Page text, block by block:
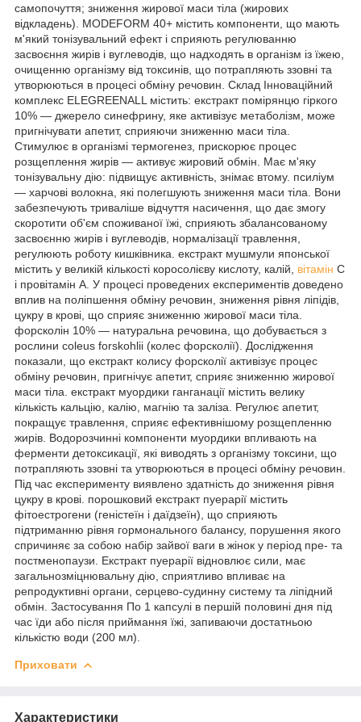
самопочуття; зниження жирової маси тіла (жирових
відкладень). MODEFORM 40+ містить компоненти, що мають
м'який тонізувальний ефект і сприяють регулюванню
засвоєння жирів і вуглеводів, що надходять в організм із їжею,
очищенню організму від токсинів, що потрапляють ззовні та
утворюються в процесі обміну речовин. Склад Інноваційний
комплекс ELEGREENALL містить: екстракт помірянцю гіркого
10% — джерело синефрину, яке активізує метаболізм, може
пригнічувати апетит, сприяючи зниженню маси тіла.
Стимулює в організмі термогенез, прискорює процес
розщеплення жирів — активує жировий обмін. Має м'яку
тонізувальну дію: підвищує активність, знімає втому. псиліум
— харчові волокна, які полегшують зниження маси тіла. Вони
забезпечують триваліше відчуття насичення, що дає змогу
скоротити об'єм споживаної їжі, сприяють збалансованому
засвоєнню жирів і вуглеводів, нормалізації травлення,
регулюють роботу кишківника. екстракт мушмули японської
містить у великій кількості коросолієву кислоту, калій, вітамін C
і провітамін А. У процесі проведених експериментів доведено
вплив на поліпшення обміну речовин, зниження рівня ліпідів,
цукру в крові, що сприяє зниженню жирової маси тіла.
форсколін 10% — натуральна речовина, що добувається з
рослини coleus forskohlii (колес форсколії). Дослідження
показали, що екстракт колису форсколії активізує процес
обміну речовин, пригнічує апетит, сприяє зниженню жирової
маси тіла. екстракт муордики ганганації містить велику
кількість кальцію, калію, магнію та заліза. Регулює апетит,
покращує травлення, сприяє ефективнішому розщепленню
жирів. Водорозчинні компоненти муордики впливають на
ферменти детоксикації, які виводять з організму токсини, що
потрапляють ззовні та утворюються в процесі обміну речовин.
Під час експерименту виявлено здатність до зниження рівня
цукру в крові. порошковий екстракт пуерарії містить
фітоестрогени (геністеїн і даїдзеїн), що сприяють
підтриманню рівня гормонального балансу, порушення якого
спричиняє за собою набір зайвої ваги в жінок у період пре- та
постменопаузи. Екстракт пуерарії відновлює сили, має
загальнозміцнювальну дію, сприятливо впливає на
репродуктивні органи, серцево-судинну систему та ліпідний
обмін. Застосування По 1 капсулі в першій половині дня під
час їди або після приймання їжі, запиваючи достатньою
кількістю води (200 мл).
Приховати
Характеристики